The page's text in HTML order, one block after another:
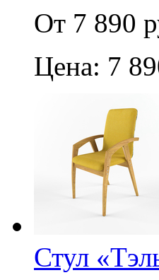
От 7 890
Цена: 7
Стул